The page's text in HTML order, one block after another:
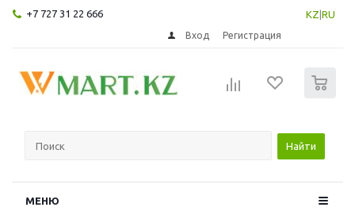
+7 727 31 22 666 KZ RU
Вход Регистрация
Найти
МЕНЮ